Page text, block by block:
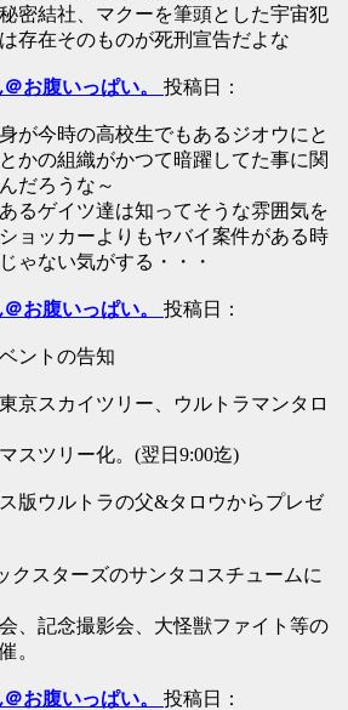
密結社、マクーを筆頭とした宇宙犯
存在そのものが死刑宣告だよな
お腹いっぱい。 投稿日：
が今時の高校生でもあるジオウにと
かの組織がかつて暗躍してた事に関
だろうな～
るゲイツ達は知ってそうな雰囲気を
ョッカーよりもヤバイ案件がある時
ゃない気がする・・・
お腹いっぱい。 投稿日：
ントの告知
京スカイツリー、ウルトラマンタロ
スツリー化。(翌日9:00迄)
版ウルトラの父&タロウからプレゼ
クスターズのサンタコスチュームに
、記念撮影会、大怪獣ファイト等の
。
お腹いっぱい。 投稿日：